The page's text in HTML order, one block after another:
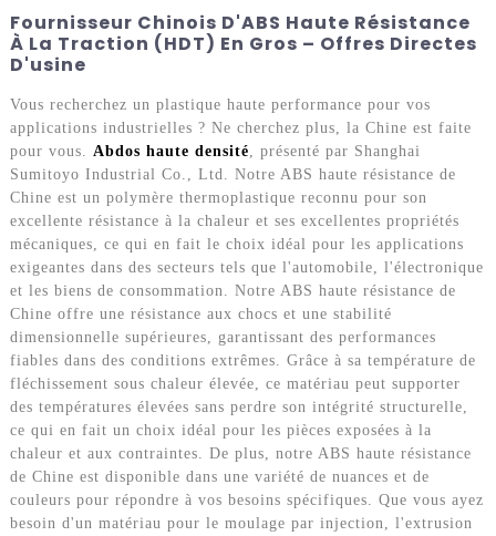
Fournisseur Chinois D'ABS Haute Résistance
À La Traction (HDT) En Gros – Offres Directes
D'usine
Vous recherchez un plastique haute performance pour vos
applications industrielles ? Ne cherchez plus, la Chine est faite
pour vous. Abdos haute densité, présenté par Shanghai
Sumitoyo Industrial Co., Ltd. Notre ABS haute résistance de
Chine est un polymère thermoplastique reconnu pour son
excellente résistance à la chaleur et ses excellentes propriétés
mécaniques, ce qui en fait le choix idéal pour les applications
exigeantes dans des secteurs tels que l'automobile, l'électronique
et les biens de consommation. Notre ABS haute résistance de
Chine offre une résistance aux chocs et une stabilité
dimensionnelle supérieures, garantissant des performances
fiables dans des conditions extrêmes. Grâce à sa température de
fléchissement sous chaleur élevée, ce matériau peut supporter
des températures élevées sans perdre son intégrité structurelle,
ce qui en fait un choix idéal pour les pièces exposées à la
chaleur et aux contraintes. De plus, notre ABS haute résistance
de Chine est disponible dans une variété de nuances et de
couleurs pour répondre à vos besoins spécifiques. Que vous ayez
besoin d'un matériau pour le moulage par injection, l'extrusion